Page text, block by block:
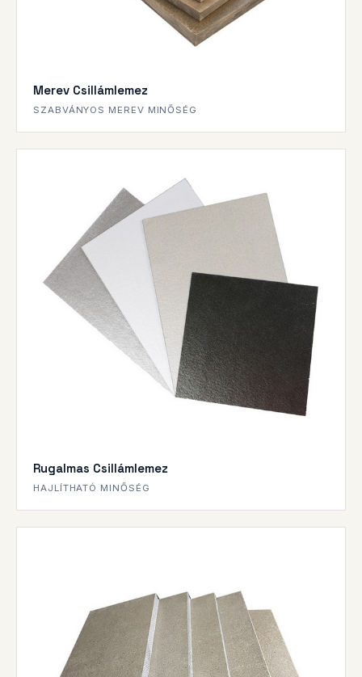
Merev Csillámlemez
SZABVÁNYOS MEREV MINŐSÉG
Rugalmas Csillámlemez
HAJLÍTHATÓ MINŐSÉG